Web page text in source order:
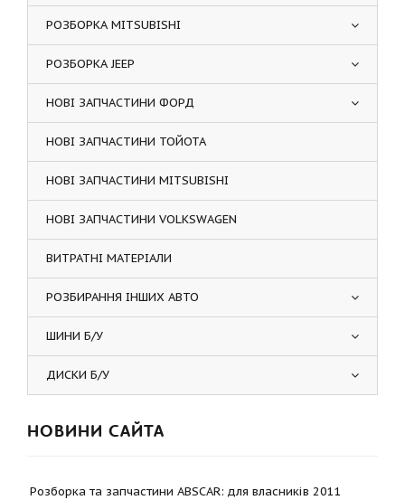
РОЗБОРКА MITSUBISHI
РОЗБОРКА JEEP
НОВІ ЗАПЧАСТИНИ ФОРД
НОВІ ЗАПЧАСТИНИ ТОЙОТА
НОВІ ЗАПЧАСТИНИ MITSUBISHI
НОВІ ЗАПЧАСТИНИ VOLKSWAGEN
ВИТРАТНІ МАТЕРІАЛИ
РОЗБИРАННЯ ІНШИХ АВТО
ШИНИ Б/У
ДИСКИ Б/У
НОВИНИ САЙТА
Розборка та запчастини ABSCAR: для власників 2011